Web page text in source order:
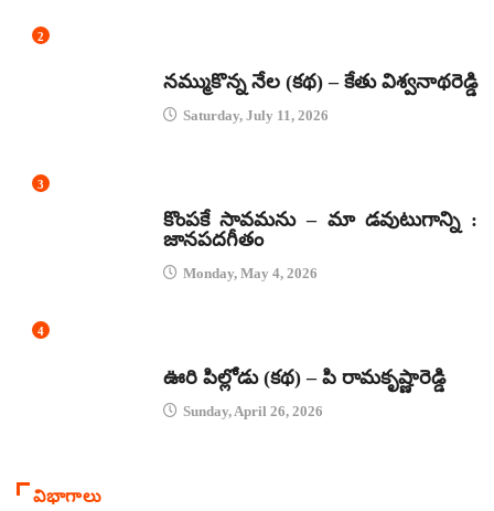
2
నమ్ముకొన్న నేల (కథ) – కేతు విశ్వనాథరెడ్డి
Saturday, July 11, 2026
3
కొంపకే సావమను – మా డవుటుగాన్ని :
జానపదగీతం
Monday, May 4, 2026
4
ఊరి పిల్లోడు (కథ) – పి రామకృష్ణారెడ్డి
Sunday, April 26, 2026
విభాగాలు